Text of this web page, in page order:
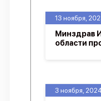
3 ноября,
13 ноября,
Минздрав
области